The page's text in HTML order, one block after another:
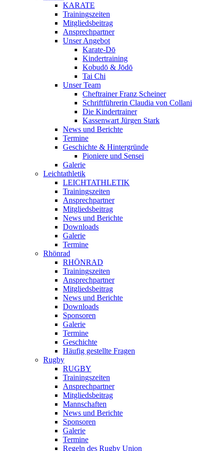
KARATE
Trainingszeiten
Mitgliedsbeitrag
Ansprechpartner
Unser Angebot
Karate-Dō
Kindertraining
Kobudō & Jōdō
Tai Chi
Unser Team
Cheftrainer Franz Scheiner
Schriftführerin Claudia von Collani
Die Kindertrainer
Kassenwart Jürgen Stark
News und Berichte
Termine
Geschichte & Hintergründe
Pioniere und Sensei
Galerie
Leichtathletik
LEICHTATHLETIK
Trainingszeiten
Ansprechpartner
Mitgliedsbeitrag
News und Berichte
Downloads
Galerie
Termine
Rhönrad
RHÖNRAD
Trainingszeiten
Ansprechpartner
Mitgliedsbeitrag
News und Berichte
Downloads
Sponsoren
Galerie
Termine
Geschichte
Häufig gestellte Fragen
Rugby
RUGBY
Trainingszeiten
Ansprechpartner
Mitgliedsbeitrag
Mannschaften
News und Berichte
Sponsoren
Galerie
Termine
Regeln des Rugby Union